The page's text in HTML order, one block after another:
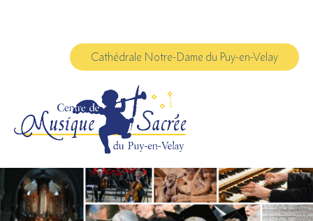
Cathédrale Notre-Dame du Puy-en-Velay